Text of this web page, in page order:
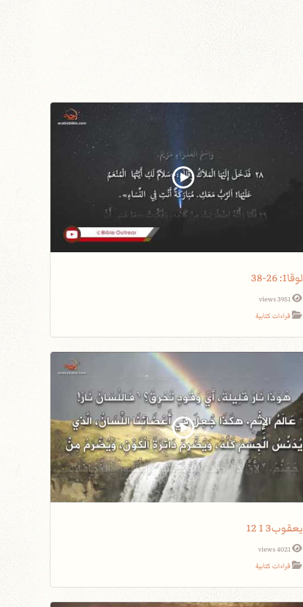
لوقا1: 26-38
3951 views
قراءات كتابية
يعقوب3 1 12
4021 views
قراءات كتابية